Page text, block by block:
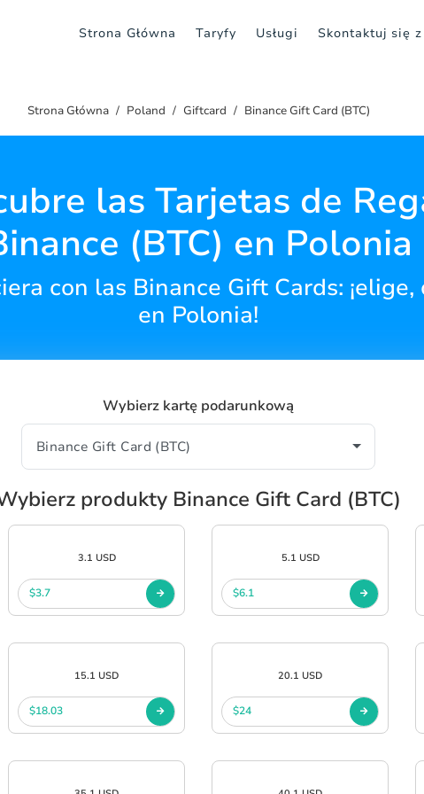
Strona Główna Taryfy Usługi Skontaktuj się
Strona Główna Poland Giftcard Binance Gift Card (BTC)
las Tarjetas de
(BTC) en Polonia
con las Binance Gift Cards:
en Polonia!
Wybierz kartę podarunkową
produkty Binance Gift Card (BTC)
3.1 USD
$3.7
5.1 USD
$6.1
15.1 USD
$18.03
20.1 USD
$24